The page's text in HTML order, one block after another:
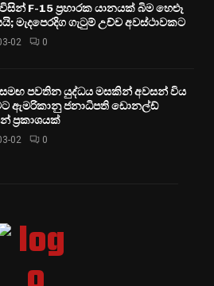
F-15 ප්‍රහාරක යානයක් බිම හෙළූ
මැදපෙරදිග ගැටුම් උච්ච අවස්ථාවකට
02 0
සමඟ පවතින යුද්ධය මසකින් අවසන් විය
ඇමරිකානු ජනාධිපති ඩොනල්ඩ්
ප්‍රකාශයක්
02 0